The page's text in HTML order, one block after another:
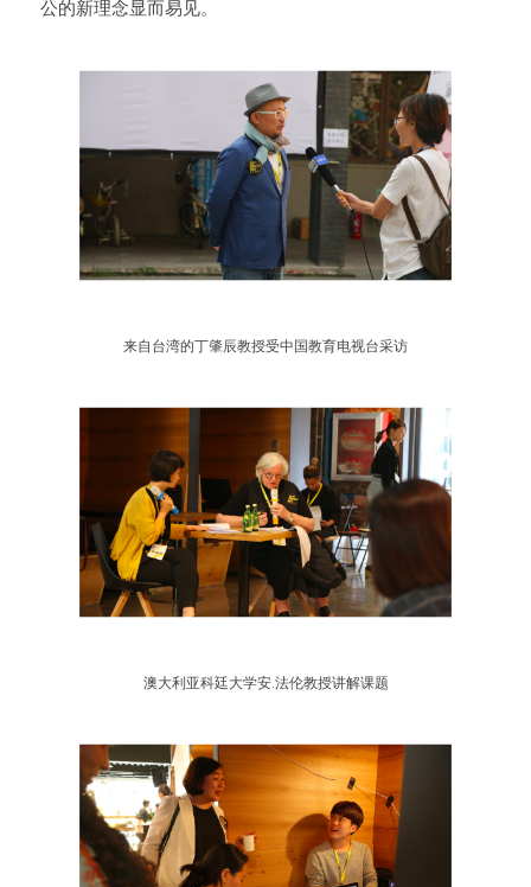
公的新理念显而易见。
来自台湾的丁肇辰教授受中国教育电视台采访
澳大利亚科廷大学安.法伦教授讲解课题